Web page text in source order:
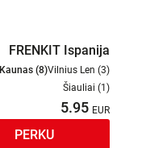
FRENKIT Ispanija
Kaunas (8)Vilnius Len (3)
Šiauliai (1)
5.95